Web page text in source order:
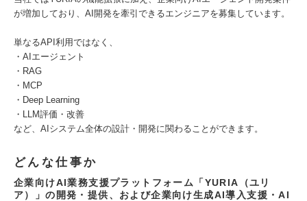
が増加しており、AI開発を牽引できるエンジニアを募集しています。
単なるAPI利用ではなく、
・AIエージェント
・RAG
・MCP
・Deep Learning
・LLM評価・改善
など、AIシステム全体の設計・開発に関わることができます。
どんな仕事か
企業向けAI業務支援プラットフォーム「YURIA（ユリ
ア）」の開発・提供、および企業向け生成AI導入支援・AI